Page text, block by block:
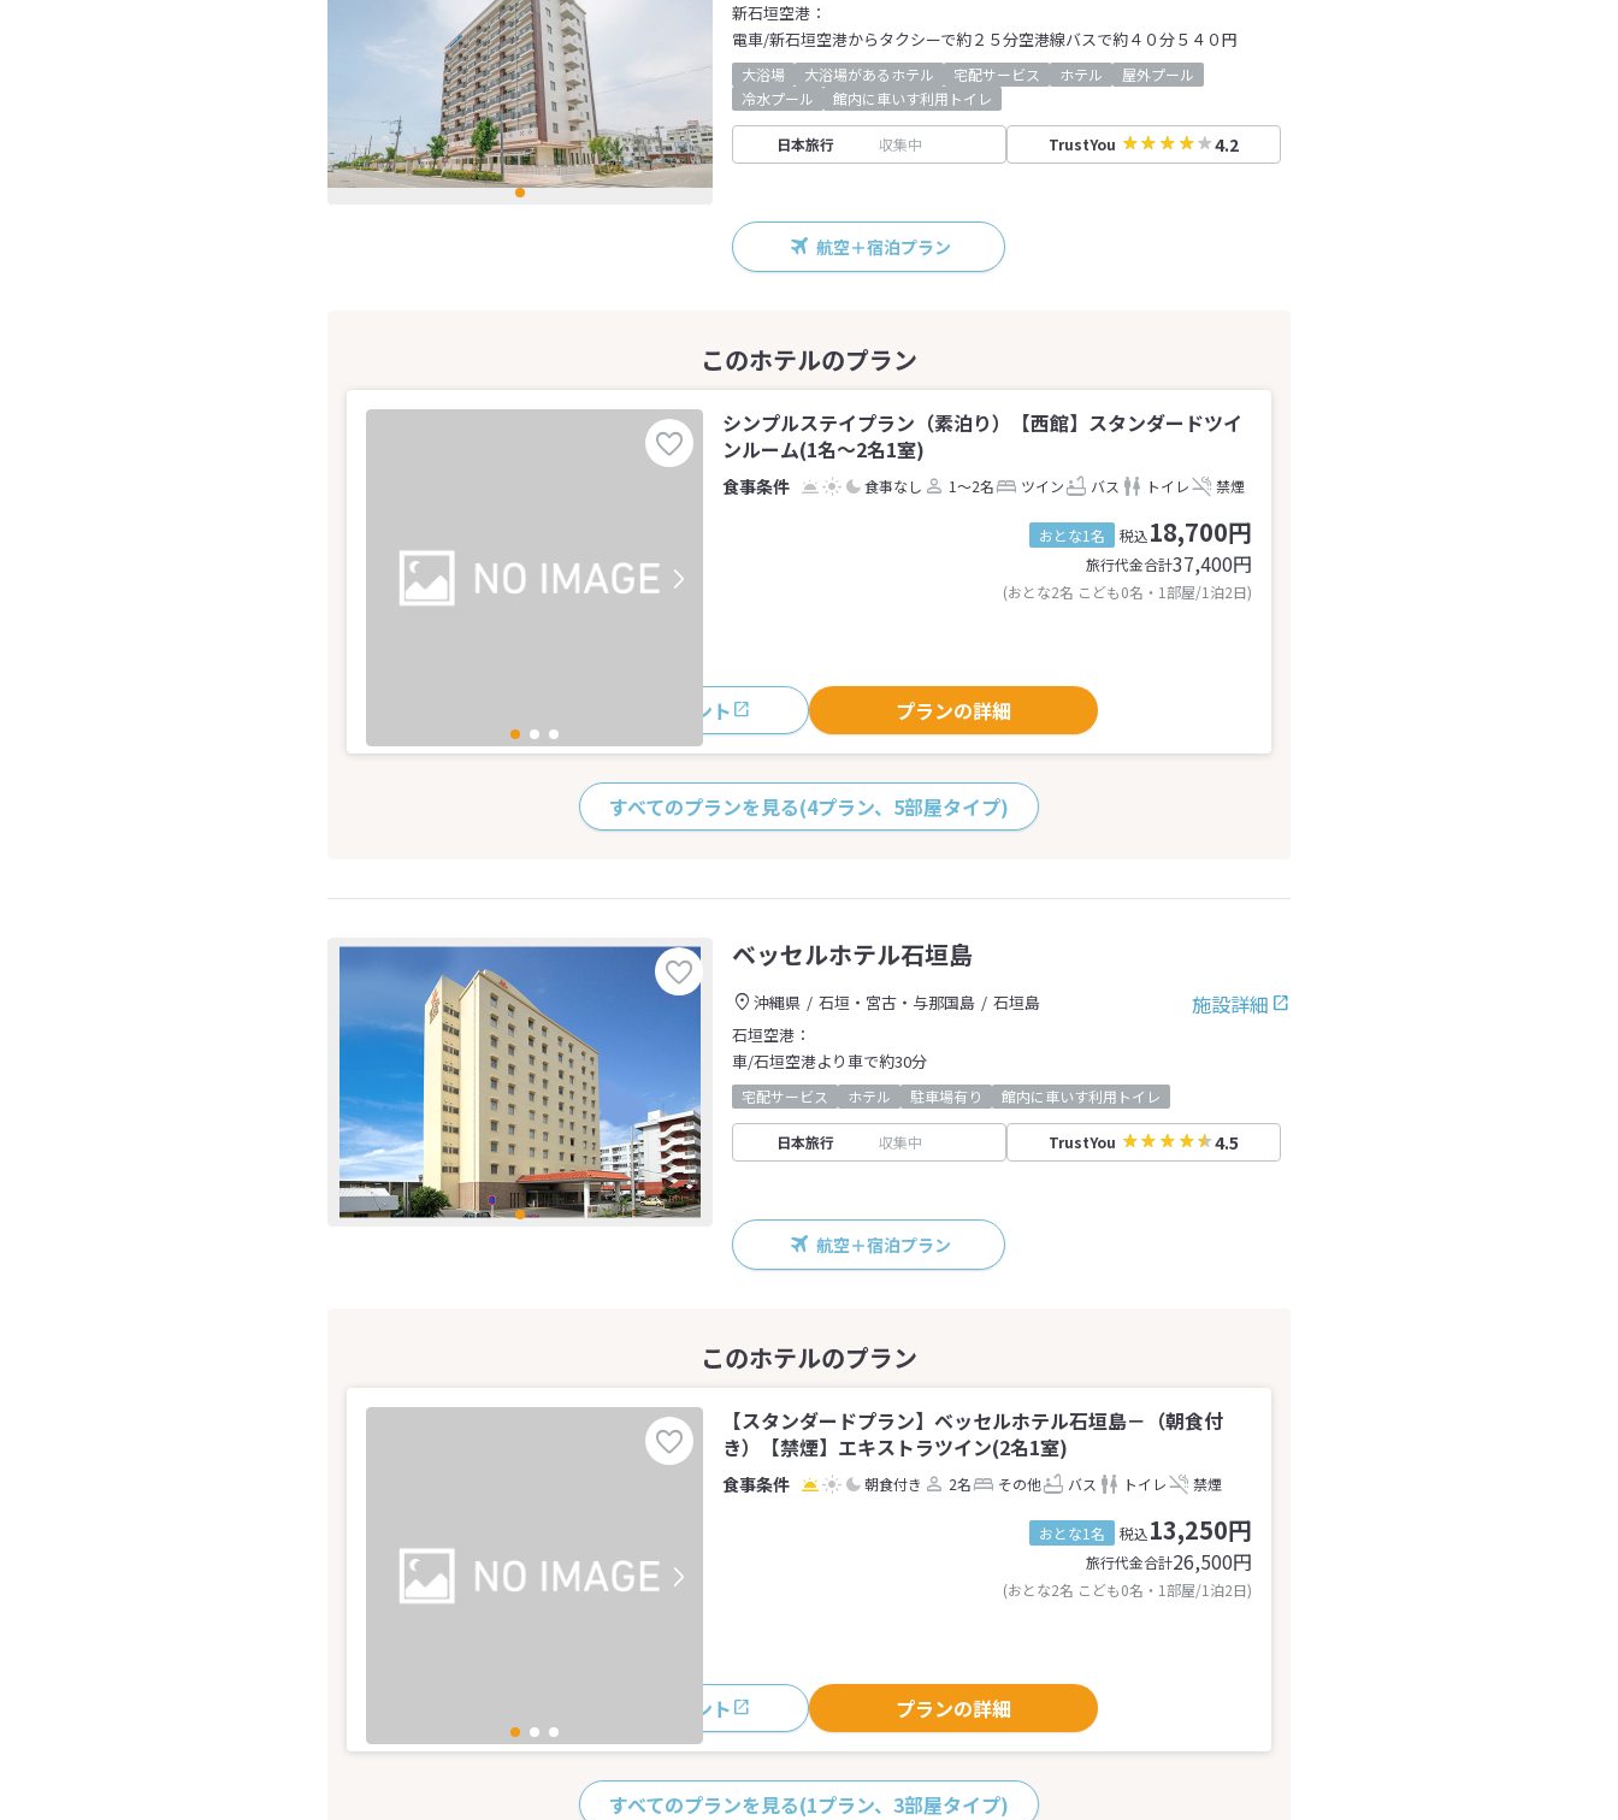
新石垣空港：
電車/新石垣空港からタクシーで約２５分空港線バスで約４０分５４０円
大浴場 大浴場があるホテル 宅配サービス ホテル
屋外プール
冷水プール
館内に車いす利用トイレ
日本旅行 収集中 TrustYou 4.2
航空＋宿泊プラン
シンプルステイプラン（素泊り）【西館】スタンダードツイ
ンルーム(1名～2名1室)
食事なし 1～2名 ツイン バス トイレ 禁煙
おとな1名 税込18,700円
旅行代金合計37,400円
(おとな2名 こども0名・1部屋/1泊2日)
おすすめポイント プランの詳細
すべてのプランを見る(4プラン、5部屋タイプ)
ベッセルホテル石垣島
施設詳細
沖縄県 石垣・宮古・与那国島
石垣島
石垣空港：
車/石垣空港より車で約30分
宅配サービス ホテル 駐車場有り 館内に車いす利用トイレ
日本旅行 収集中 TrustYou 4.5
航空＋宿泊プラン
【スタンダードプラン】ベッセルホテル石垣島－（朝食付
き）【禁煙】エキストラツイン(2名1室)
朝食付き 2名 その他 バス トイレ 禁煙
おとな1名 税込13,250円
旅行代金合計26,500円
(おとな2名 こども0名・1部屋/1泊2日)
おすすめポイント プランの詳細
すべてのプランを見る(1プラン、3部屋タイプ)